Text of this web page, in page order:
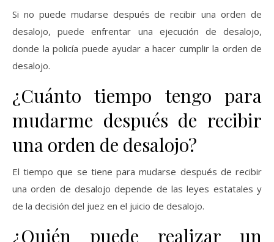
Si no puede mudarse después de recibir una orden de
desalojo, puede enfrentar una ejecución de desalojo,
donde la policía puede ayudar a hacer cumplir la orden de
desalojo.
¿Cuánto tiempo tengo para
mudarme después de recibir
una orden de desalojo?
El tiempo que se tiene para mudarse después de recibir
una orden de desalojo depende de las leyes estatales y
de la decisión del juez en el juicio de desalojo.
¿Quién puede realizar un